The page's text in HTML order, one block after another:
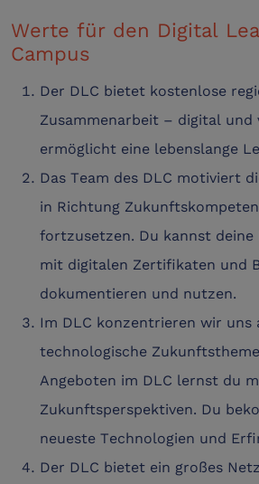
Werte für den Digital
Campus
Der DLC bietet kostenlose
Zusammenarbeit – digital und
ermöglicht eine lebenslange
Das Team des DLC motiviert
in Richtung
fortzusetzen. Du kannst
mit digitalen Zertifikaten und
dokumentieren und nutzen.
Im DLC konzentrieren wir uns
technologische
Angeboten im DLC lernst du
Zukunftsperspektiven. Du
neueste Technologien und
Der DLC bietet ein großes